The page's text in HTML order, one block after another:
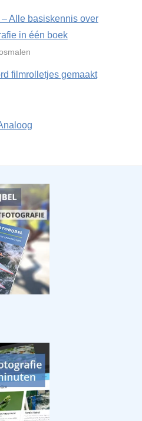
Alle basiskennis over
in één boek
filmrolletjes gemaakt